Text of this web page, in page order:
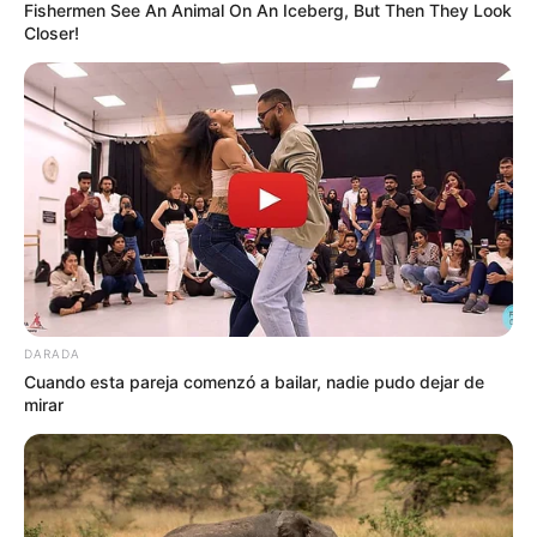
FACTURAS DE SERVICIOS PÚBLICOS
COBROS EXCESIVOS
SERVICIOS PÚBLICOS
MANTÉNGASE EN ALERTA
Tenemos todas las noticias que le
interesan. Para estar bien informado, por
favor, active las notificaciones de Alerta.
ACTIVAR AHORA
TEMAS DESTACADOS
Fishermen See An Animal On An Iceberg, But Then They Look
Closer!
DARADA
Cuando esta pareja comenzó a bailar, nadie pudo dejar de
mirar